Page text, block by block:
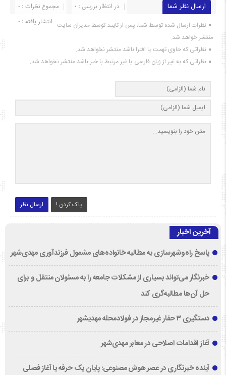
ارسال نظر شما مجموع نظرات : 0
در انتظار بررسی : 0
انتشار یافته : ۰ نظرات ارسال شده توسط شما، پس از تایید توسط مدیران سایت
منتشر خواهد شد.
نظراتی که حاوی تهمت یا افترا باشد منتشر نخواهد شد.
نظراتی که به غیر از زبان فارسی یا غیر مرتبط با خبر باشد منتشر نخواهد شد.
ارسال نظر پاک کردن !
آخرین اخبار
پاسخ راه‌وشهرسازی به مطالبه خانواده‌های مشمول فرزندآوری مهدی‌شهر
خبرنگار می‌تواند بسیاری از مشکلات جامعه را به مسئولان منتقل و برای
حل آن‌ها مطالبه‌گری کند
دستگیری ۳ حفار غیرمجاز در فولادمحله مهدیشهر
آغاز اقدامات اصلاحی در معابر مهدی‌شهر
آینده خبرنگاری در عصر هوش مصنوعی؛ پایان یک حرفه یا آغاز فصلی